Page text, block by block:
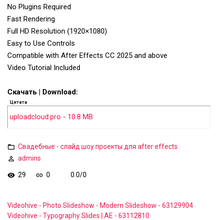
No Plugins Required
Fast Rendering
Full HD Resolution (1920×1080)
Easy to Use Controls
Compatible with After Effects CC 2025 and above
Video Tutorial Included
Скачать | Download:
Цитата
uploadcloud.pro - 10.8 MB
Свадебные - слайд шоу проекты для after effects
admins
29 0 0.0/0
Videohive - Photo Slideshow - Modern Slideshow - 63129904
Videohive - Typography Slides | AE - 63112810